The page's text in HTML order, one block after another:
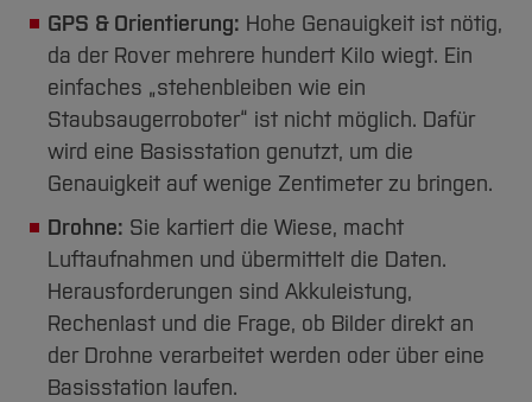
GPS & Orientierung: Hohe Genauigkeit ist nötig,
da der Rover mehrere hundert Kilo wiegt. Ein
einfaches „stehenbleiben wie ein
Staubsaugerroboter“ ist nicht möglich. Dafür
wird eine Basisstation genutzt, um die
Genauigkeit auf wenige Zentimeter zu bringen.
Drohne: Sie kartiert die Wiese, macht
Luftaufnahmen und übermittelt die Daten.
Herausforderungen sind Akkuleistung,
Rechenlast und die Frage, ob Bilder direkt an
der Drohne verarbeitet werden oder über eine
Basisstation laufen.